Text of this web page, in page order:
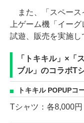
また、「スペース
上ゲーム機「イー
試遊、販売を実施し
「トキキル」×「
ブル」のコラボT
トキキル POPUPコ
Tシャツ：各8,000円